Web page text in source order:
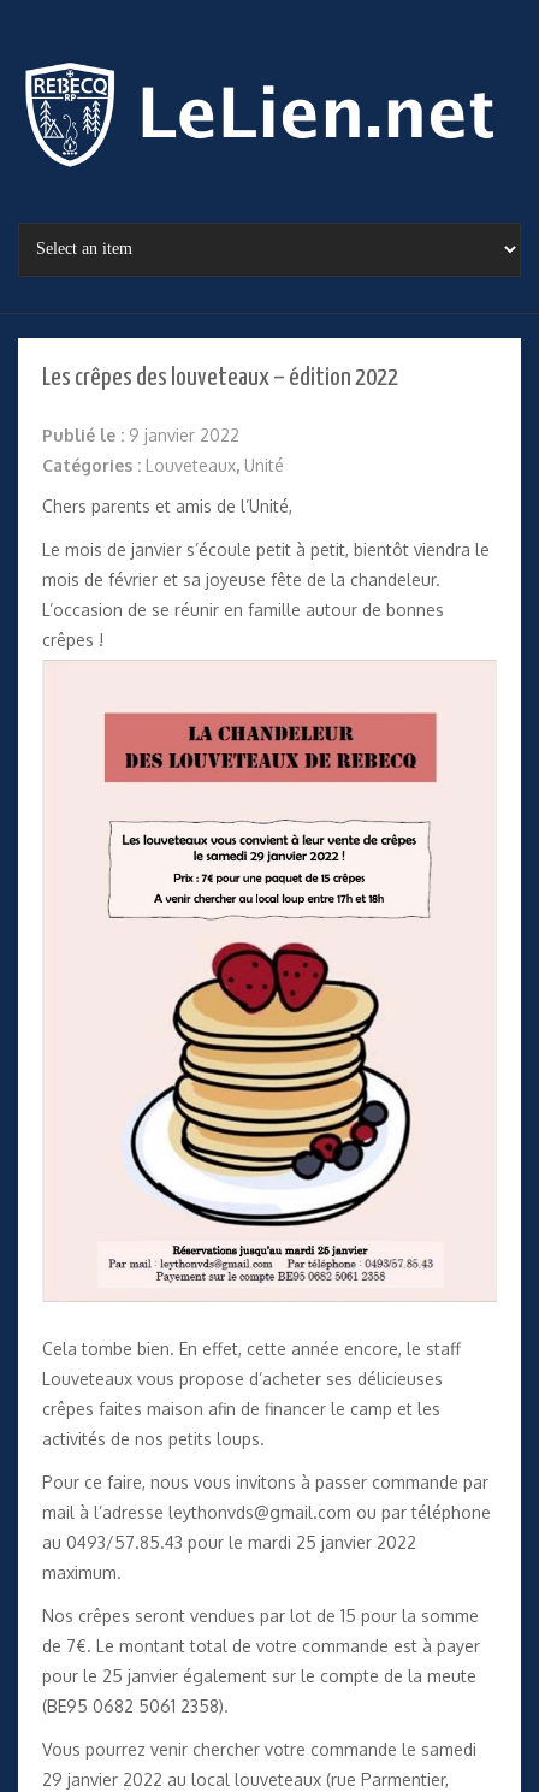
Les crêpes des louveteaux – édition 2022
Publié le : 9 janvier 2022
Catégories : Louveteaux, Unité
Chers parents et amis de l’Unité,
Le mois de janvier s’écoule petit à petit, bientôt viendra le
mois de février et sa joyeuse fête de la chandeleur.
L’occasion de se réunir en famille autour de bonnes
crêpes !
Cela tombe bien. En effet, cette année encore, le staff
Louveteaux vous propose d’acheter ses délicieuses
crêpes faites maison afin de financer le camp et les
activités de nos petits loups.
Pour ce faire, nous vous invitons à passer commande par
mail à l’adresse leythonvds@gmail.com ou par téléphone
au 0493/57.85.43 pour le mardi 25 janvier 2022
maximum.
Nos crêpes seront vendues par lot de 15 pour la somme
de 7€. Le montant total de votre commande est à payer
pour le 25 janvier également sur le compte de la meute
(BE95 0682 5061 2358).
Vous pourrez venir chercher votre commande le samedi
29 janvier 2022 au local louveteaux (rue Parmentier,